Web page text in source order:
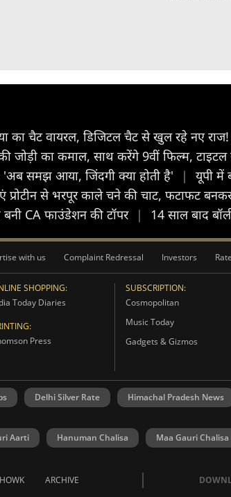
का चैट वायरल, डिजिटल चैट से खुल रहे नए राज!
की जोड़ी का कमाल, साथ करेंगे 9वीं फिल्म, टाइटल
'अब समझ आया, जिंदगी क्या होती है'
| यूपी में
प्रोटीन से भरपूर काले चने की चाट, फटाफट बनकर
बनी CA फाउंडेशन की टॉपर | 14 साल बाद
with us Complaint Redressal Investors
SHOPPING:
Today Diaries
Press
SUBSCRIPTION:
Cosmopolitan
Music Today
Gadgets & Gizmos
Delhi Silver Rate Himachal Pradesh News
Aarti Hanuman Chalisa Maa Gauri Chalisa
ARCHIVE